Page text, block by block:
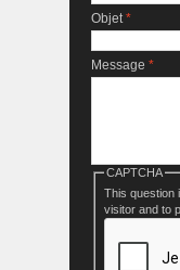
Objet*
Message *
CAPTCHA
This question
visitor and to